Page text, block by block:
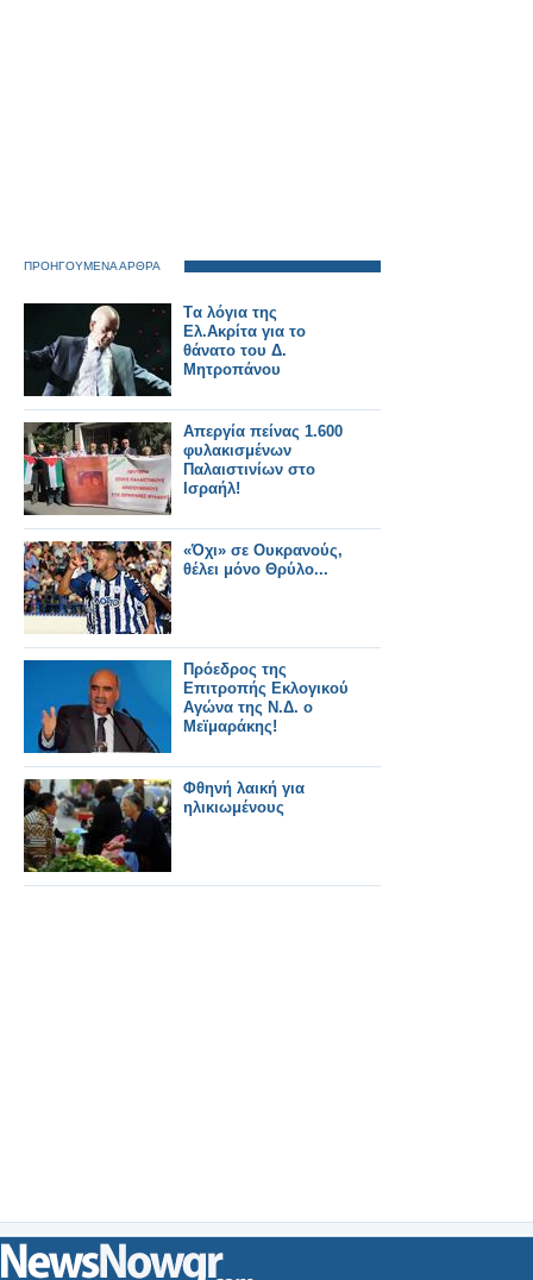
ΠΡΟΗΓΟΥΜΕΝΑ ΑΡΘΡΑ
Tα λόγια της
Ελ.Ακρίτα για το
θάνατο του Δ.
Μητροπάνου
Απεργία πείνας 1.600
φυλακισμένων
Παλαιστινίων στο
Ισραήλ!
«Όχι» σε Ουκρανούς,
θέλει μόνο Θρύλο...
Πρόεδρος της
Επιτροπής Εκλογικού
Αγώνα της Ν.Δ. ο
Μεϊμαράκης!
Φθηνή λαική για
ηλικιωμένους